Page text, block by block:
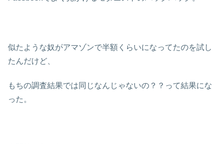
似たような奴がアマゾンで半額くらいになってたのを試し
たんだけど、
もちの調査結果では同じなんじゃないの？？って結果にな
った。